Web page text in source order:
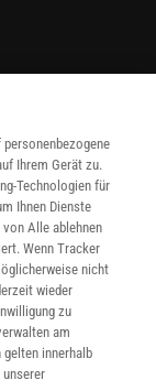
Ihrem Gerät zu.
Technologien für
Ihnen Dienste
Alle ablehnen
Wenn Tracker
nicht
wieder
zu
am
gelten innerhalb